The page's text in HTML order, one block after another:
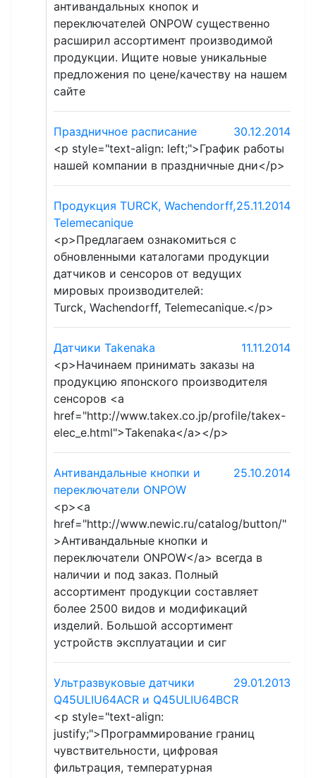
антивандальных кнопок и
переключателей ONPOW существенно
расширил ассортимент производимой
продукции. Ищите новые уникальные
предложения по цене/качеству на нашем
сайте
30.12.2014
Праздничное расписание
<p style="text-align: left;">График работы
нашей компании в праздничные дни</p>
25.11.2014
Продукция TURCK, Wachendorff,
Telemecanique
<p>Предлагаем ознакомиться с
обновленными каталогами продукции
датчиков и сенсоров от ведущих
мировых производителей:
Turck, Wachendorff, Telemecanique.</p>
11.11.2014
Датчики Takenaka
<p>Начинаем принимать заказы на
продукцию японского производителя
сенсоров <a
href="http://www.takex.co.jp/profile/takex-
elec_e.html">Takenaka</a></p>
25.10.2014
Антивандальные кнопки и
переключатели ONPOW
<p><a
href="http://www.newic.ru/catalog/button/"
>Антивандальные кнопки и
переключатели ONPOW</a> всегда в
наличии и под заказ. Полный
ассортимент продукции составляет
более 2500 видов и модификаций
изделий. Большой ассортимент
устройств эксплуатации и сиг
29.01.2013
Ультразвуковые датчики
Q45ULIU64ACR и Q45ULIU64BCR
<p style="text-align:
justify;">Программирование границ
чувствительности, цифровая
фильтрация, температурная